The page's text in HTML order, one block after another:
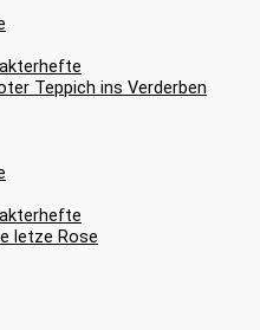
Teppich ins Verderben
letze Rose